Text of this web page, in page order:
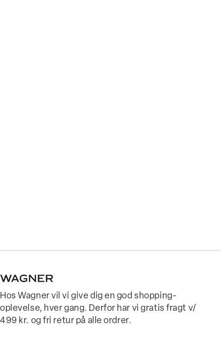
Hos Wagner vil vi give dig en god shopping-
oplevelse, hver gang. Derfor har vi gratis fragt v/
499 kr. og fri retur på alle ordrer.